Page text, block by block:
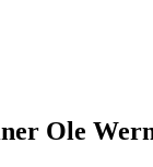
Ole